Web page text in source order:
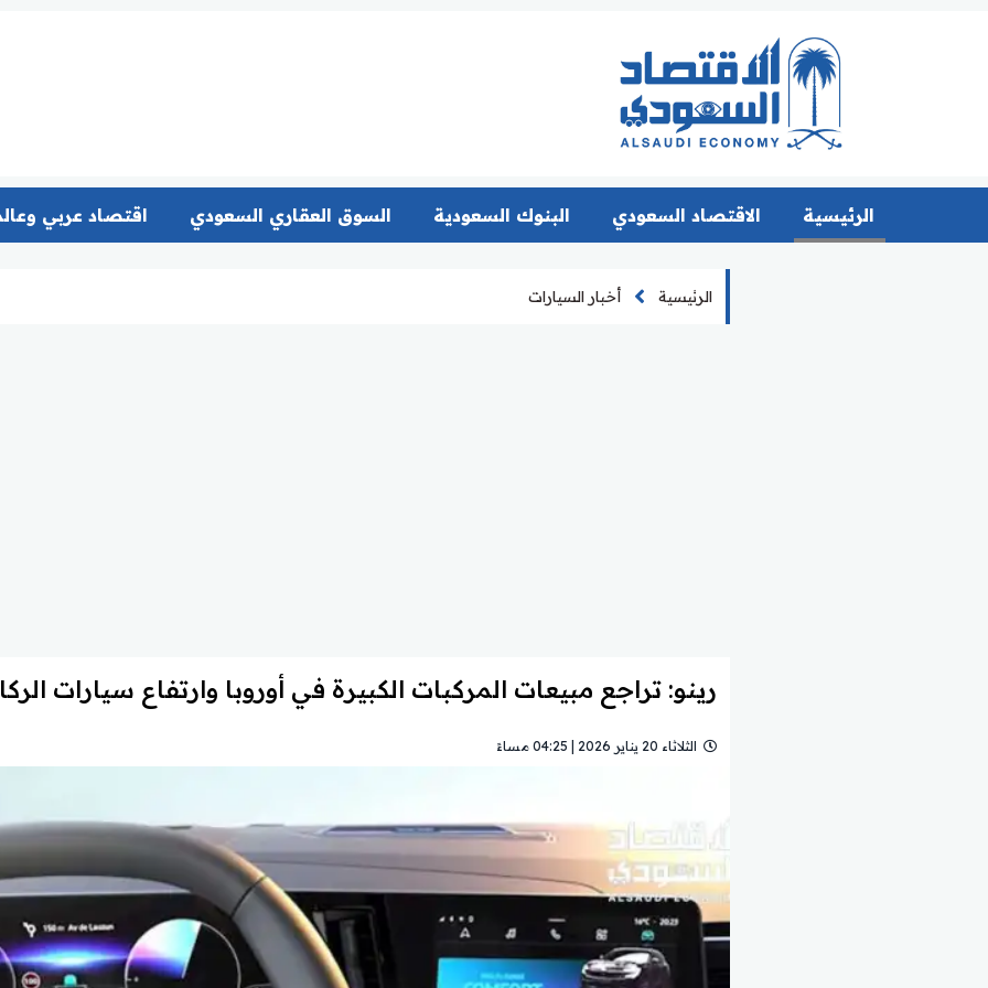
الرئيسية الاقتصاد السعودي البنوك السعودية السوق العقاري السعودي اقتصاد عربي
الرئيسية أخبار السيارات
رينو: تراجع مبيعات المركبات الكبيرة في أوروبا وارتفاع سيارات الركاب
الثلاثاء 20 يناير 2026 | 04:25 مساءً